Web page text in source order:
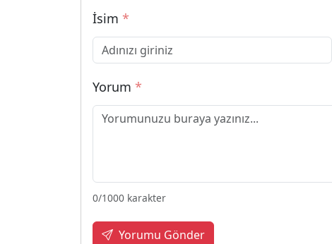
İsim *
Yorum *
0/1000 karakter
Yorumu Gönder